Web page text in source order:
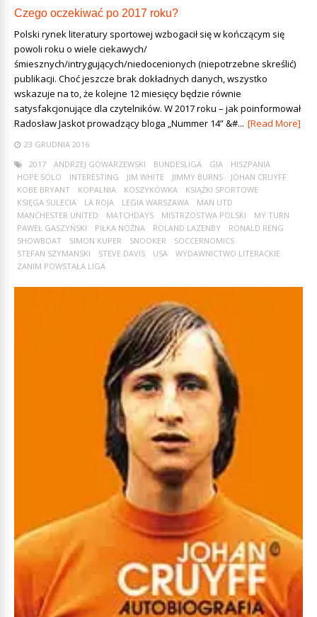
Czego oczekiwać po 2017 roku?
Polski rynek literatury sportowej wzbogacił się w kończącym się
powoli roku o wiele ciekawych/
śmiesznych/intrygujących/niedocenionych (niepotrzebne skreślić)
publikacji. Choć jeszcze brak dokładnych danych, wszystko
wskazuje na to, że kolejne 12 miesięcy będzie równie
satysfakcjonujące dla czytelników. W 2017 roku – jak poinformował
Radosław Jaskot prowadzący bloga „Nummer 14” &#... [Read More]
23 GRUDNIA 2016
2017
ANDRZEJ GOWARZEWSKI BUNDESLIGA GIA
HISZPANIA
HOPE SOLO
INTERESTING JIM WHITE JIMMY BURNS
JOHAN CRUYFF
KOBE BRYANT
KOPALNIA KOSZYKÓWKA
KSIĄŻKI SPORTOWE
KSIĘGA SULECIA
LA ROJA LEGIA WARSZAWA
MAN UTD
MANCHESTER UNITED
MATCHDAYS MISTRZOSTWA POLSKI
MY TURN
PAWEŁ GASZYŃSKI
PIŁKA NOŻNA ROLAND LAZENBY
RONALD RENG
SHOWBOAT
SIMON KUPER SNOOKER
SOCCERNOMICS
STEFAN SZYMANSKI
STEVE DAVIS USA
WYDAWNICTWO LITERACKIE
ZANIM POWSTAŁA LIGA